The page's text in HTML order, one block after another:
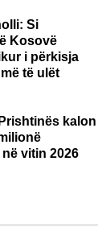
Si
Kosovë
i përkisja
të ulët
kalon
vitin 2026